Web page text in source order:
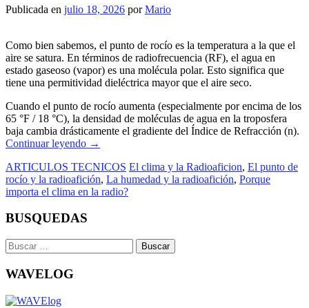
Publicada en julio 18, 2026 porMario
Como bien sabemos, el punto de rocío es la temperatura a la que el
aire se satura. En términos de radiofrecuencia (RF), el agua en
estado gaseoso (vapor) es una molécula polar. Esto significa que
tiene una permitividad dieléctrica mayor que el aire seco.
Cuando el punto de rocío aumenta (especialmente por encima de los
65 °F / 18 °C), la densidad de moléculas de agua en la troposfera
baja cambia drásticamente el gradiente del Índice de Refracción (n).
Continuar leyendo →
ARTICULOS TECNICOS El clima y la Radioaficion, El punto de
rocío y la radioafición, La humedad y la radioafición, Porque
importa el clima en la radio?
BUSQUEDAS
Buscar:
WAVELOG